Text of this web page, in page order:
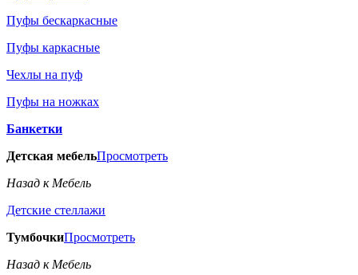
Пуфы бескаркасные
Пуфы каркасные
Чехлы на пуф
Пуфы на ножках
Банкетки
Детская мебельПросмотреть
Назад к Мебель
Детские стеллажи
ТумбочкиПросмотреть
Назад к Мебель